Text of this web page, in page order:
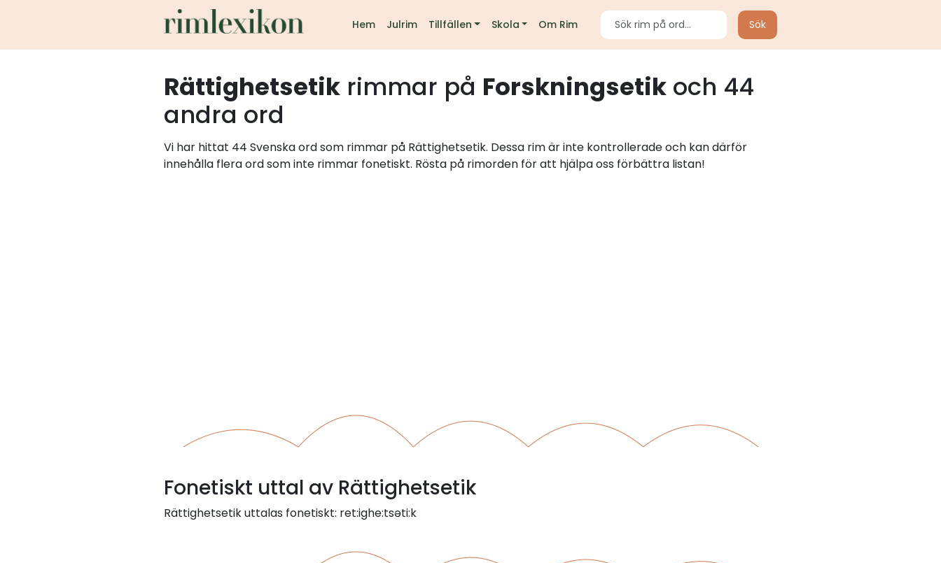
Hem Julrim Tillfällen Skola Om Rim Sök
Rättighetsetik rimmar på Forskningsetik och 44
andra ord
Vi har hittat 44 Svenska ord som rimmar på Rättighetsetik. Dessa rim är inte kontrollerade och kan därför
innehålla flera ord som inte rimmar fonetiskt. Rösta på rimorden för att hjälpa oss förbättra listan!
Fonetiskt uttal av Rättighetsetik
Rättighetsetik uttalas fonetiskt: ret:ighe:tsəti:k